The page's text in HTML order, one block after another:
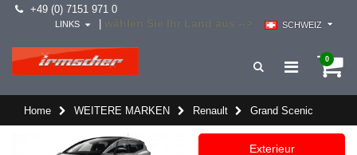
+49 (0) 7151 971 0
SCHWEIZ
LINKS
0
Home WEITERE MARKEN Renault Grand Scenic
Exterieur